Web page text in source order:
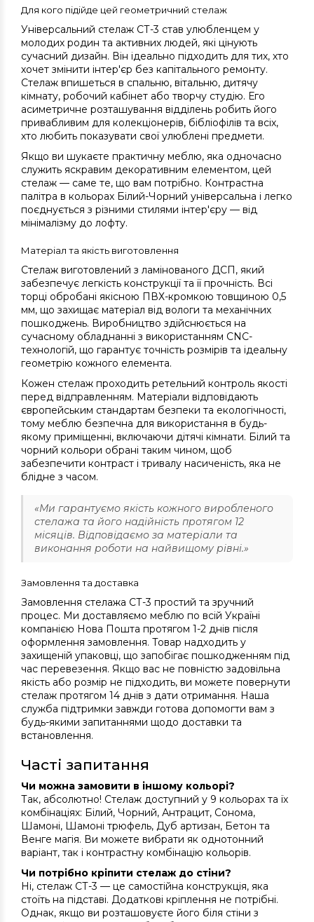
Для кого підійде цей геометричний стелаж
Універсальний стелаж СТ-3 став улюбленцем у
молодих родин та активних людей, які цінують
сучасний дизайн. Він ідеально підходить для тих, хто
хочет змінити інтер'єр без капітального ремонту.
Стелаж впишеться в спальню, вітальню, дитячу
кімнату, робочий кабінет або творчу студію. Его
асиметричне розташування відділень робить його
привабливим для колекціонерів, бібліофілів та всіх,
хто любить показувати свої улюблені предмети.
Якщо ви шукаєте практичну меблю, яка одночасно
служить яскравим декоративним елементом, цей
стелаж — саме те, що вам потрібно. Контрастна
палітра в кольорах Білий-Чорний універсальна і легко
поєднується з різними стилями інтер'єру — від
мінімалізму до лофту.
Матеріал та якість виготовлення
Стелаж виготовлений з ламінованого ДСП, який
забезпечує легкість конструкції та її прочність. Всі
торці обробані якісною ПВХ-кромкою товщиною 0,5
мм, що захищає матеріал від вологи та механічних
пошкоджень. Виробництво здійснюється на
сучасному обладнанні з використанням CNC-
технологій, що гарантує точність розмірів та ідеальну
геометрію кожного елемента.
Кожен стелаж проходить ретельний контроль якості
перед відправленням. Матеріали відповідають
європейським стандартам безпеки та екологічності,
тому меблю безпечна для використання в будь-
якому приміщенні, включаючи дітячі кімнати. Білий та
чорний кольори обрані таким чином, щоб
забезпечити контраст і тривалу насиченість, яка не
блідне з часом.
«Ми гарантуємо якість кожного виробленого
стелажа та його надійність протягом 12
місяців. Відповідаємо за матеріали та
виконання роботи на найвищому рівні.»
Замовлення та доставка
Замовлення стелажа СТ-3 простий та зручний
процес. Ми доставляємо меблю по всій Україні
компанією Нова Пошта протягом 1-2 днів після
оформлення замовлення. Товар надходить у
захищеній упаковці, що запобігає пошкодженням під
час перевезення. Якщо вас не повністю задовільна
якість або розмір не підходить, ви можете повернути
стелаж протягом 14 днів з дати отримання. Наша
служба підтримки завжди готова допомогти вам з
будь-якими запитаннями щодо доставки та
встановлення.
Часті запитання
Чи можна замовити в іншому кольорі?
Так, абсолютно! Стелаж доступний у 9 кольорах та їх
комбінаціях: Білий, Чорний, Антрацит, Сонома,
Шамоні, Шамоні трюфель, Дуб артизан, Бетон та
Венге магія. Ви можете вибрати як однотонний
варіант, так і контрастну комбінацію кольорів.
Чи потрібно кріпити стелаж до стіни?
Ні, стелаж СТ-3 — це самостійна конструкція, яка
стоїть на підставі. Додаткові кріплення не потрібні.
Однак, якщо ви розташовуєте його біля стіни з